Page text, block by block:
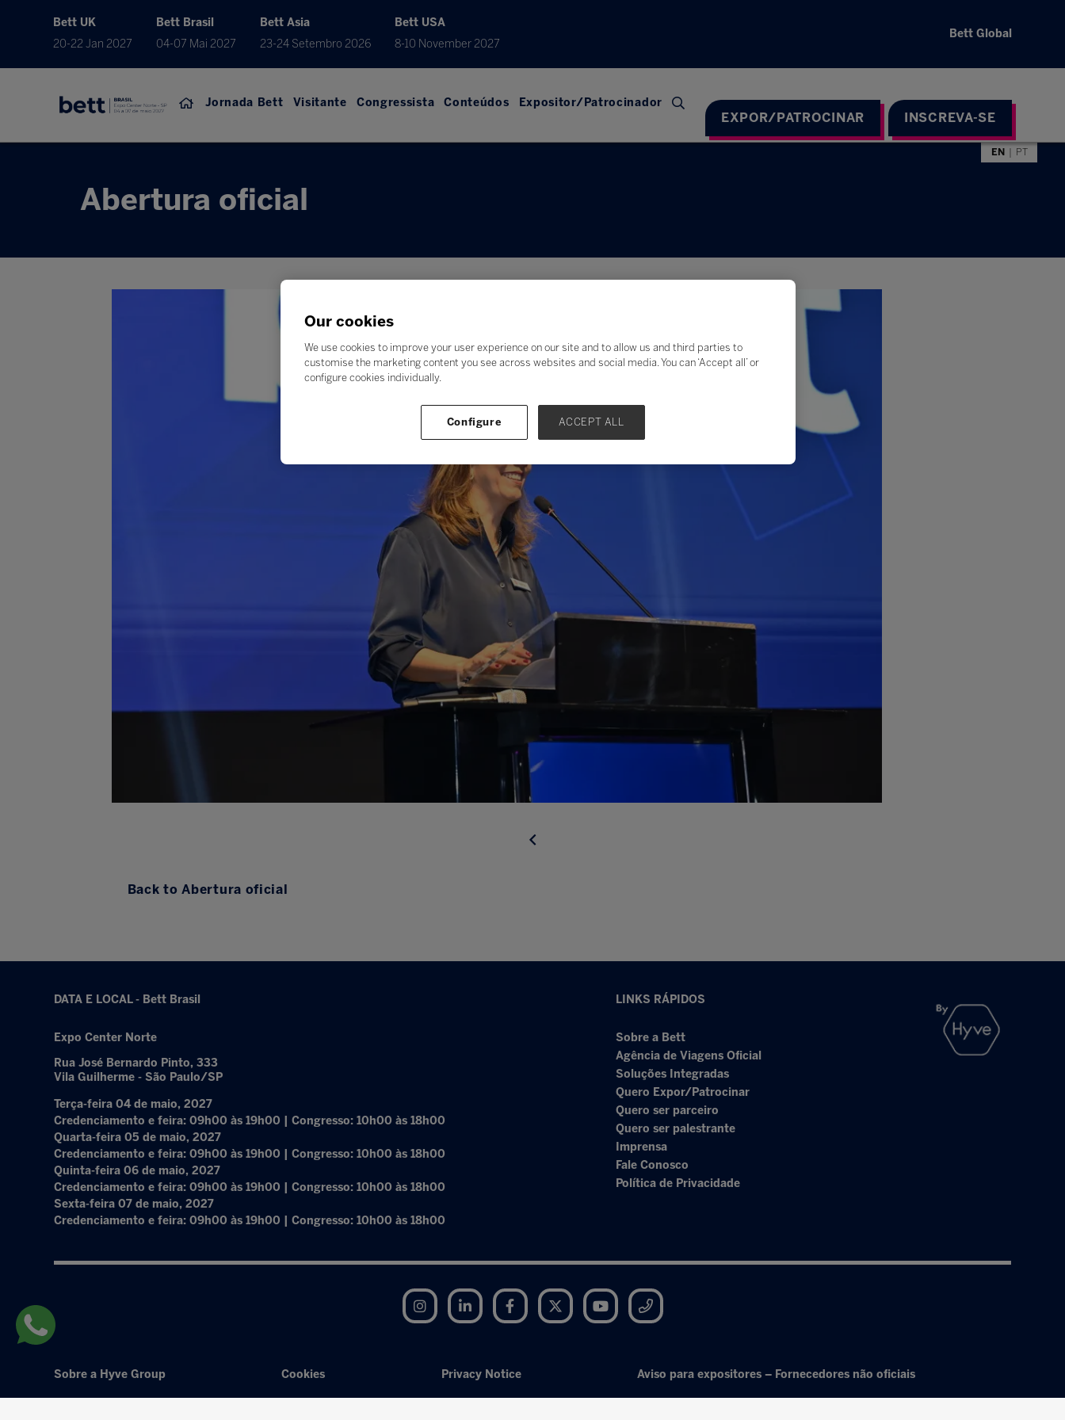
Bett UK
20-22 Jan 2027
Bett Brasil
04-07 Mai 2027
Bett Asia
23-24 Setembro 2026
Bett USA
8-10 November 2027
Bett Global
Jornada Bett Visitante Congressista Conteúdos Expositor/Patrocinador
EXPOR/PATROCINAR INSCREVA-SE
EN PT
Abertura oficial
Back to Abertura oficial
DATA E LOCAL - Bett Brasil
Expo Center Norte
Rua José Bernardo Pinto, 333
Vila Guilherme - São Paulo/SP
Terça-feira 04 de maio, 2027
Credenciamento e feira: 09h00 às 19h00 | Congresso: 10h00 às 18h00
Quarta-feira 05 de maio, 2027
Credenciamento e feira: 09h00 às 19h00 | Congresso: 10h00 às 18h00
Quinta-feira 06 de maio, 2027
Credenciamento e feira: 09h00 às 19h00 | Congresso: 10h00 às 18h00
Sexta-feira 07 de maio, 2027
Credenciamento e feira: 09h00 às 19h00 | Congresso: 10h00 às 18h00
LINKS RÁPIDOS
Sobre a Bett
Agência de Viagens Oficial
Soluções Integradas
Quero Expor/Patrocinar
Quero ser parceiro
Quero ser palestrante
Imprensa
Fale Conosco
Política de Privacidade
Instagram LinkedIn Facebook Twitter YouTube
Sobre a Hyve Group Cookies Privacy Notice Aviso para expositores – Fornecedores não oficiais
Our cookies
We use cookies to improve your user experience on our site and to allow us and third parties to
customise the marketing content you see across websites and social media. You can ‘Accept all’ or
configure cookies individually.
Configure ACCEPT ALL